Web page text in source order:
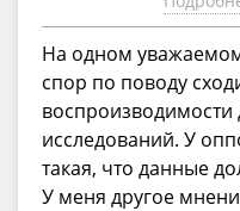
На одном
спор по поводу
исследований. У
такая, что данные
У меня другое